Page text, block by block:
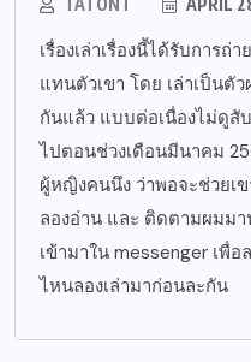
TATONT APRIL
เรื่องเล่าเรื่องนี้ได้รับการ
แทนตัวเขา โดย เล่าเป็นตั
กันแล้ว แบบต่อเนื่องไม่ดูสั
ไปตอนช่วงเดือนมีนาคม
ผู้หญิงคนนึง ว่าพอจะช่วย
ลองอ่าน และ ติดตามผมม
เข้ามาใน messenger เพื่
ไหนลองเล่ามาก่อนละกัน